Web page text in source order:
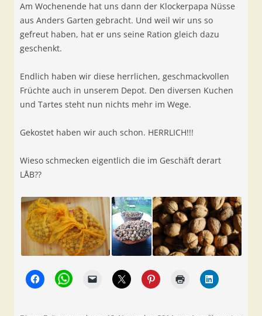
Am Wochenende hat uns dann der Klockerpapa Nüsse
aus Anders Garten gebracht. Und weil wir uns so
gefreut haben, hat er uns seine Ration gleich dazu
geschenkt.
Endlich haben wir diese herrlichen, geschmackvollen
Früchte auch in unserem Depot. Den diversen Kuchen
und Tartes steht nun nichts mehr im Wege.
Gekostet haben wir auch schon. HERRLICH!!!
Wieso schmecken eigentlich die im Geschäft derart
LÅB??